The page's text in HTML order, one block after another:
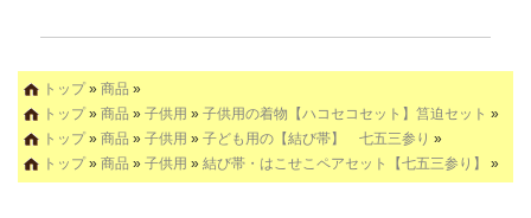
トップ» 商品 »
トップ» 商品 » 子供用 » 子供用の着物【ハコセコセット】筥迫セット »
トップ» 商品 » 子供用 » 子ども用の【結び帯】 七五三参り »
トップ» 商品 » 子供用 » 結び帯・はこせこペアセット【七五三参り】 »